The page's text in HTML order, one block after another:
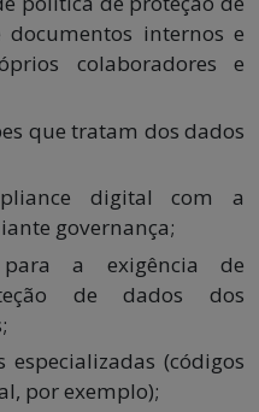
internos e
colaboradores e
que tratam dos dados
digital com a
governança;
a exigência de
de dados dos
(códigos
por exemplo);